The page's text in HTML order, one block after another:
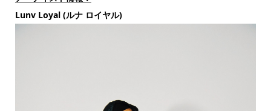
Lunv Loyal (ルナ ロイヤル)